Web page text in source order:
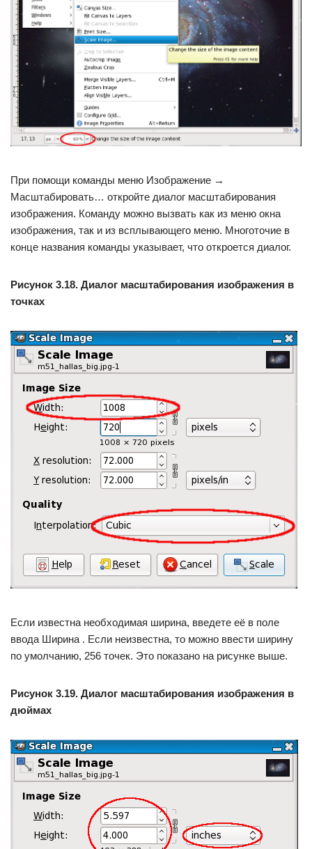
При помощи команды меню Изображение →
Масштабировать… откройте диалог масштабирования
изображения. Команду можно вызвать как из меню окна
изображения, так и из всплывающего меню. Многоточие в
конце названия команды указывает, что откроется диалог.
Рисунок 3.18. Диалог масштабирования изображения в
точках
Если известна необходимая ширина, введете её в поле
ввода Ширина . Если неизвестна, то можно ввести ширину
по умолчанию, 256 точек. Это показано на рисунке выше.
Рисунок 3.19. Диалог масштабирования изображения в
дюймах